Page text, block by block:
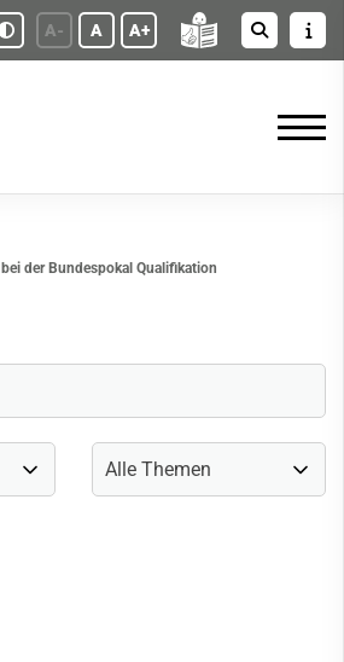
A- A A+
der Bundespokal Qualifikation